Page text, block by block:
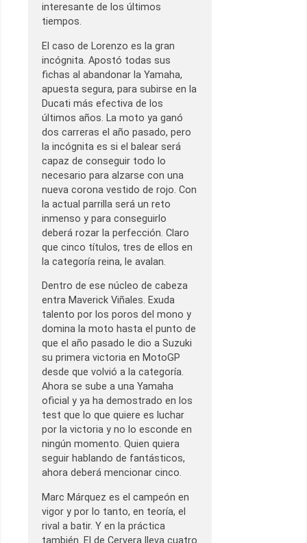
interesante de los últimos
tiempos.
El caso de Lorenzo es la gran
incógnita. Apostó todas sus
fichas al abandonar la Yamaha,
apuesta segura, para subirse en la
Ducati más efectiva de los
últimos años. La moto ya ganó
dos carreras el año pasado, pero
la incógnita es si el balear será
capaz de conseguir todo lo
necesario para alzarse con una
nueva corona vestido de rojo. Con
la actual parrilla será un reto
inmenso y para conseguirlo
deberá rozar la perfección. Claro
que cinco títulos, tres de ellos en
la categoría reina, le avalan.
Dentro de ese núcleo de cabeza
entra Maverick Viñales. Exuda
talento por los poros del mono y
domina la moto hasta el punto de
que el año pasado le dio a Suzuki
su primera victoria en MotoGP
desde que volvió a la categoría.
Ahora se sube a una Yamaha
oficial y ya ha demostrado en los
test que lo que quiere es luchar
por la victoria y no lo esconde en
ningún momento. Quien quiera
seguir hablando de fantásticos,
ahora deberá mencionar cinco.
Marc Márquez es el campeón en
vigor y por lo tanto, en teoría, el
rival a batir. Y en la práctica
también. El de Cervera lleva cuatro